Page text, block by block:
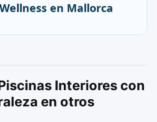
en Mallorca
Interiores con
en otros